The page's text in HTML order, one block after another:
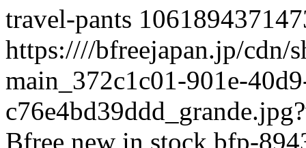
travel-pants
https:////bfreejapan.jp/
main_372c1c01-901e-
Bfree new in stock bfp-